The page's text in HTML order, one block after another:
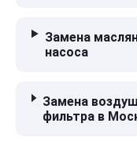
Замена
насоса
Замена
фильтра в